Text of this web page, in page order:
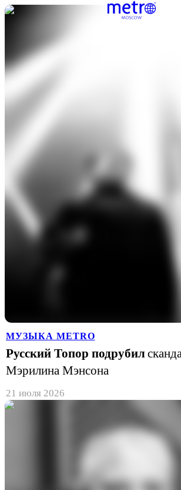
МУЗЫКА METRO
Русский Топор подрубил
Мэрилина Мэнсона
21 июля 2026